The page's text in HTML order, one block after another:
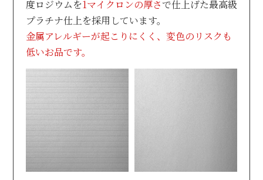
度ロジウムを1マイクロンの厚さで仕上げた最高級
プラチナ仕上を採用しています。
金属アレルギーが起こりにくく、変色のリスクも
低いお品です。